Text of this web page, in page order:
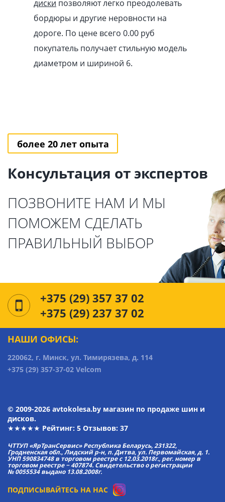
диски позволяют легко преодолевать
бордюры и другие неровности на
дороге. По цене всего 0.00 pуб
покупатель получает стильную модель
диаметром и шириной 6.
более 20 лет опыта
Консультация от экспертов
ПОЗВОНИТЕ НАМ И МЫ
ПОМОЖЕМ СДЕЛАТЬ
ПРАВИЛЬНЫЙ ВЫБОР
+375 (29) 357 37 02
+375 (29) 237 37 02
НАШИ ОФИСЫ:
220062, г. Минск, ул. Тимирязева, д. 114
+375 (29) 357-37-02 Velcom
© 2009-2026 avtokolesa.by магазин по продаже шин и
дисков.
★★★★★ Рейтинг: 5 Отзывов: 37
ЧТТУП «ЯрТранСервис» Республика Беларусь, 231322,
Гродненская обл., Лидский р-н, п. Дитва, ул. Первомайская, д. 1.
УНП 590834748 в торговом реестре с 12.03.2018г., рег. номер в
торговом реестре − 407874. Свидетельство о регистрации
№ 0055534 выдано 13.08.2008г.
ПОДПИСЫВАЙТЕСЬ НА НАС